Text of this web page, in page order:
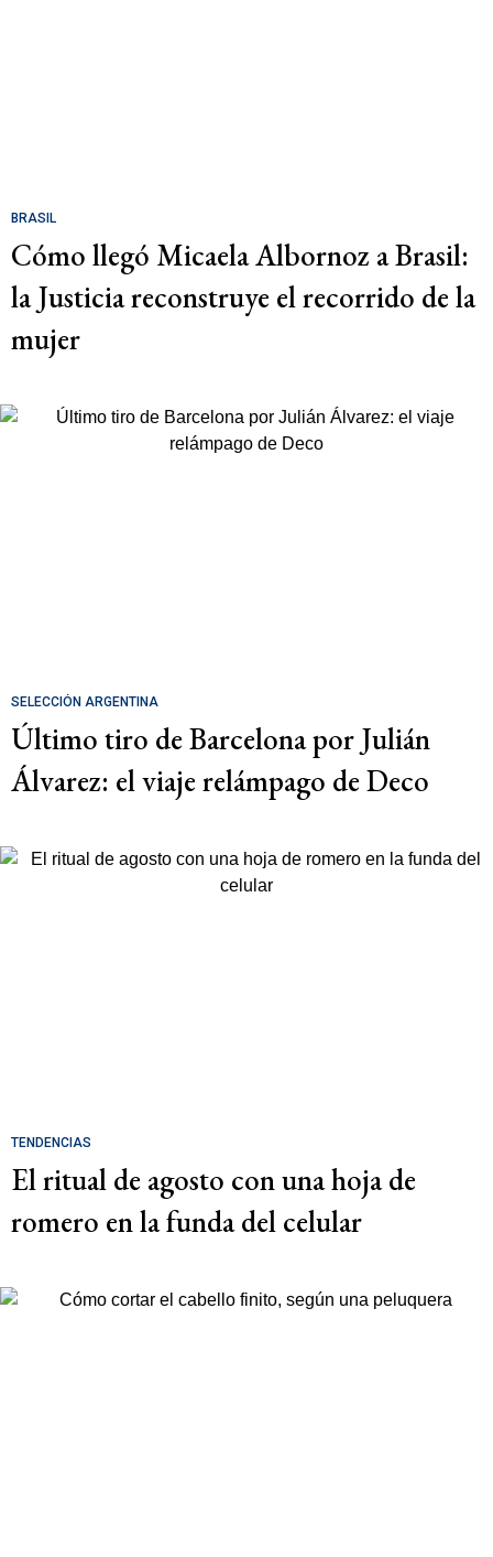
BRASIL
Cómo llegó Micaela Albornoz a Brasil:
la Justicia reconstruye el recorrido de la
mujer
SELECCIÓN ARGENTINA
Último tiro de Barcelona por Julián
Álvarez: el viaje relámpago de Deco
TENDENCIAS
El ritual de agosto con una hoja de
romero en la funda del celular